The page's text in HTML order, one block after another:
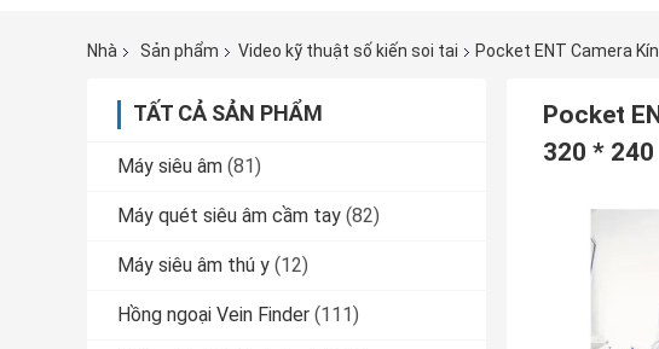
Nhà Sản phẩm Video kỹ thuật số kiến ​​soi tai Pocket ENT Camera
TẤT CẢ SẢN PHẨM
Máy siêu âm (81)
Máy quét siêu âm cầm tay (82)
Máy siêu âm thú y (12)
Hồng ngoại Vein Finder (111)
Pocket
320 * 240